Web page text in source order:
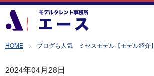
HOME ブログも人気 ミセスモデル【モデル紹介】
2024年04月28日